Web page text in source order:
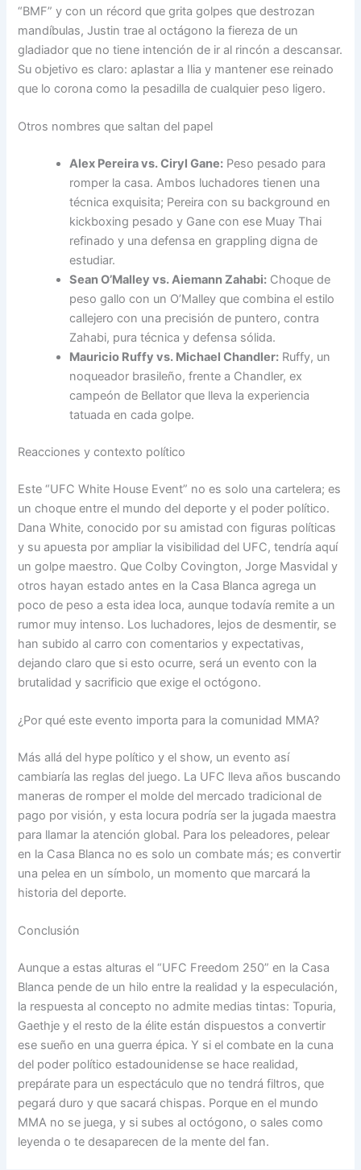
“BMF” y con un récord que grita golpes que destrozan
mandíbulas, Justin trae al octágono la fiereza de un
gladiador que no tiene intención de ir al rincón a descansar.
Su objetivo es claro: aplastar a Ilia y mantener ese reinado
que lo corona como la pesadilla de cualquier peso ligero.
Otros nombres que saltan del papel
Alex Pereira vs. Ciryl Gane: Peso pesado para
romper la casa. Ambos luchadores tienen una
técnica exquisita; Pereira con su background en
kickboxing pesado y Gane con ese Muay Thai
refinado y una defensa en grappling digna de
estudiar.
Sean O’Malley vs. Aiemann Zahabi: Choque de
peso gallo con un O’Malley que combina el estilo
callejero con una precisión de puntero, contra
Zahabi, pura técnica y defensa sólida.
Mauricio Ruffy vs. Michael Chandler: Ruffy, un
noqueador brasileño, frente a Chandler, ex
campeón de Bellator que lleva la experiencia
tatuada en cada golpe.
Reacciones y contexto político
Este “UFC White House Event” no es solo una cartelera; es
un choque entre el mundo del deporte y el poder político.
Dana White, conocido por su amistad con figuras políticas
y su apuesta por ampliar la visibilidad del UFC, tendría aquí
un golpe maestro. Que Colby Covington, Jorge Masvidal y
otros hayan estado antes en la Casa Blanca agrega un
poco de peso a esta idea loca, aunque todavía remite a un
rumor muy intenso. Los luchadores, lejos de desmentir, se
han subido al carro con comentarios y expectativas,
dejando claro que si esto ocurre, será un evento con la
brutalidad y sacrificio que exige el octógono.
¿Por qué este evento importa para la comunidad MMA?
Más allá del hype político y el show, un evento así
cambiaría las reglas del juego. La UFC lleva años buscando
maneras de romper el molde del mercado tradicional de
pago por visión, y esta locura podría ser la jugada maestra
para llamar la atención global. Para los peleadores, pelear
en la Casa Blanca no es solo un combate más; es convertir
una pelea en un símbolo, un momento que marcará la
historia del deporte.
Conclusión
Aunque a estas alturas el “UFC Freedom 250” en la Casa
Blanca pende de un hilo entre la realidad y la especulación,
la respuesta al concepto no admite medias tintas: Topuria,
Gaethje y el resto de la élite están dispuestos a convertir
ese sueño en una guerra épica. Y si el combate en la cuna
del poder político estadounidense se hace realidad,
prepárate para un espectáculo que no tendrá filtros, que
pegará duro y que sacará chispas. Porque en el mundo
MMA no se juega, y si subes al octógono, o sales como
leyenda o te desaparecen de la mente del fan.